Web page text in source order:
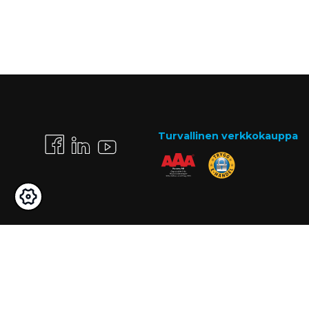
Turvallinen verkkokauppa